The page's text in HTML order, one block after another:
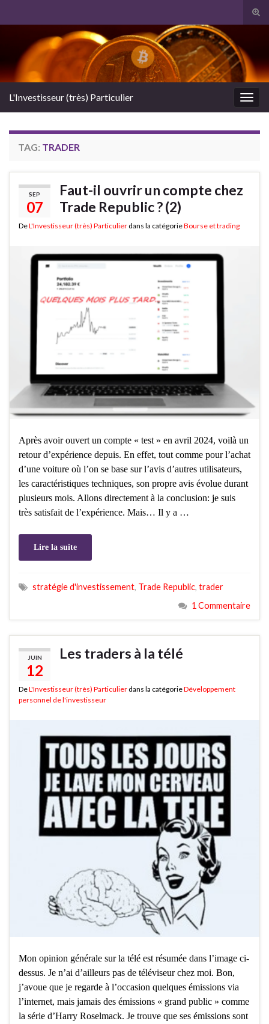
Search for:
L'Investisseur (très) Particulier
TAG: TRADER
SEP
07
Faut-il ouvrir un compte chez
Trade Republic ? (2)
DeL'Investisseur (très) Particulier dans la catégorieBourse et trading
Après avoir ouvert un compte « test » en avril 2024, voilà un
retour d’expérience depuis. En effet, tout comme pour l’achat
d’une voiture où l’on se base sur l’avis d’autres utilisateurs,
les caractéristiques techniques, son propre avis évolue durant
plusieurs mois. Allons directement à la conclusion: je suis
très satisfait de l’expérience. Mais… Il y a …
Lire la suite
stratégie d'investissement, Trade Republic, trader
1 Commentaire
JUIN
12
Les traders à la télé
DeL'Investisseur (très) Particulier dans la catégorieDéveloppement
personnel de l'investisseur
Mon opinion générale sur la télé est résumée dans l’image ci-
dessus. Je n’ai d’ailleurs pas de téléviseur chez moi. Bon,
j’avoue que je regarde à l’occasion quelques émissions via
l’internet, mais jamais des émissions « grand public » comme
la série d’Harry Roselmack. Je trouve que ses émissions sont